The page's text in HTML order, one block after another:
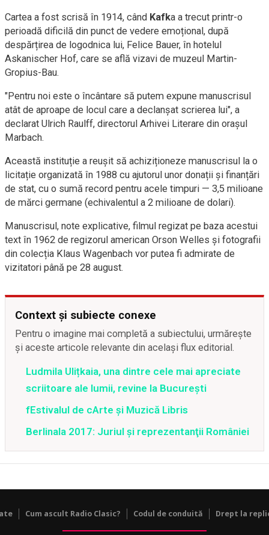
Cartea a fost scrisă în 1914, când Kafka a trecut printr-o
perioadă dificilă din punct de vedere emoțional, după
despărțirea de logodnica lui, Felice Bauer, în hotelul
Askanischer Hof, care se află vizavi de muzeul Martin-
Gropius-Bau.
"Pentru noi este o încântare să putem expune manuscrisul
atât de aproape de locul care a declanșat scrierea lui", a
declarat Ulrich Raulff, directorul Arhivei Literare din orașul
Marbach.
Această instituție a reușit să achiziționeze manuscrisul la o
licitație organizată în 1988 cu ajutorul unor donații și finanțări
de stat, cu o sumă record pentru acele timpuri — 3,5 milioane
de mărci germane (echivalentul a 2 milioane de dolari).
Manuscrisul, note explicative, filmul regizat pe baza acestui
text în 1962 de regizorul american Orson Welles și fotografii
din colecția Klaus Wagenbach vor putea fi admirate de
vizitatori până pe 28 august.
Context și subiecte conexe
Pentru o imagine mai completă a subiectului, urmărește
și aceste articole relevante din același flux editorial.
Ludmila Ulițkaia, una dintre cele mai apreciate
scriitoare ale lumii, revine la București
fEstivalul de cArte și Muzică Libris
Berlinala 2017: Juriul şi reprezentanţii României
Cum ascult Radio Clasic? Codul de conduită Drept la